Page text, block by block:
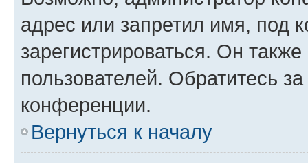
адрес или запретил имя, под
зарегистрироваться. Он
пользователей. Обратитесь
конференции.
Вернуться к началу